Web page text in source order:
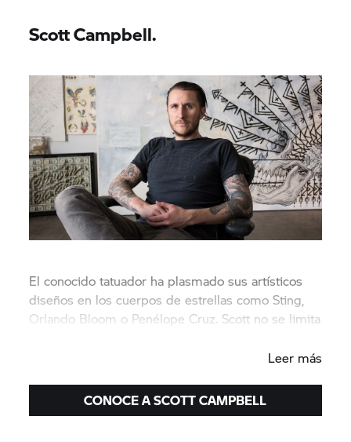
Scott Campbell.
El conocido tatuador ha plasmado sus artísticos
diseños en los cuerpos de estrellas como Sting,
Orlando Bloom o Penélope Cruz. Scott no se limita
Leer más
CONOCE A SCOTT CAMPBELL